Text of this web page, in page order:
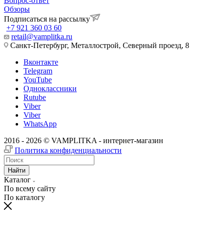
Обзоры
Подписаться на рассылку
+7 921 360 03 60
retail@vamplitka.ru
Санкт-Петербург, Металлострой, Северный проезд, 8
Вконтакте
Telegram
YouTube
Одноклассники
Rutube
Viber
Viber
WhatsApp
2016 - 2026 © VAMPLITKA - интернет-магазин
Политика конфиденциальности
Найти
Каталог
По всему сайту
По каталогу